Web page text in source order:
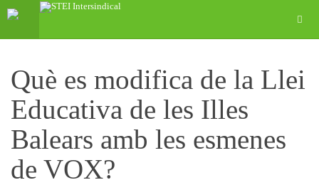
Què es modifica de la Llei
Educativa de les Illes
Balears amb les esmenes
de VOX?